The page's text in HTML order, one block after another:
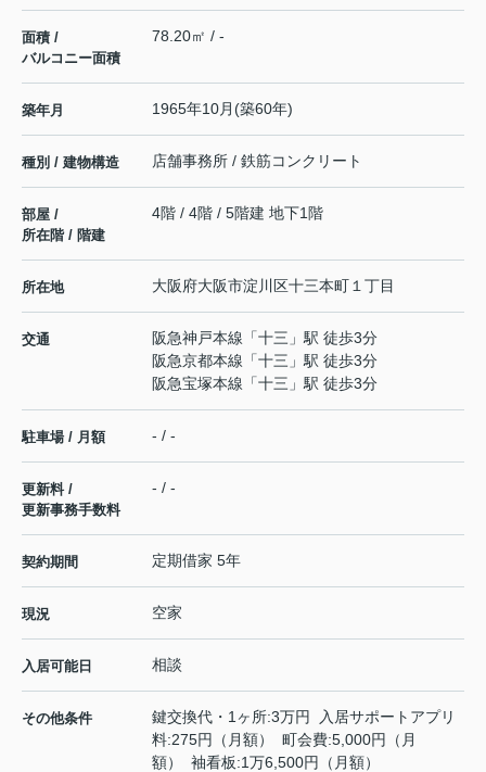
面積 /
バルコニー面積
78.20㎡ / -
築年月 1965年10月(築60年)
種別 / 建物構造 店舗事務所 / 鉄筋コンクリート
部屋 /
所在階 / 階建
4階 / 4階 / 5階建 地下1階
所在地 大阪府大阪市淀川区十三本町 １丁目
交通 阪急神戸本線 「十三 」駅 徒歩3分
阪急京都本線 「十三 」駅 徒歩3分
阪急宝塚本線 「十三 」駅 徒歩3分
駐車場 / 月額 - / -
更新料 /
更新事務手数料
- / -
契約期間 定期借家 5年
現況 空家
入居可能日 相談
その他条件
鍵交換代・1ヶ所:3万円 入居サポートアプリ
料:275円（月額） 町会費:5,000円（月
額） 袖看板:1万6,500円（月額）